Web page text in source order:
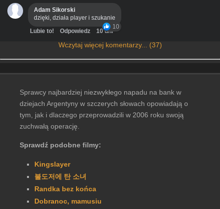
Adam Sikorski
dzięki, działa player i szukanie
10
Lubie to! Odpowiedz 10 dni
Wczytaj więcej komentarzy... (37)
Sprawcy najbardziej niezwykłego napadu na bank w
dziejach Argentyny w szczerych słowach opowiadają o
tym, jak i dlaczego przeprowadzili w 2006 roku swoją
zuchwałą operację.
Sprawdź podobne filmy:
Kingslayer
불도저에 탄 소녀
Randka bez końca
Dobranoc, mamusiu